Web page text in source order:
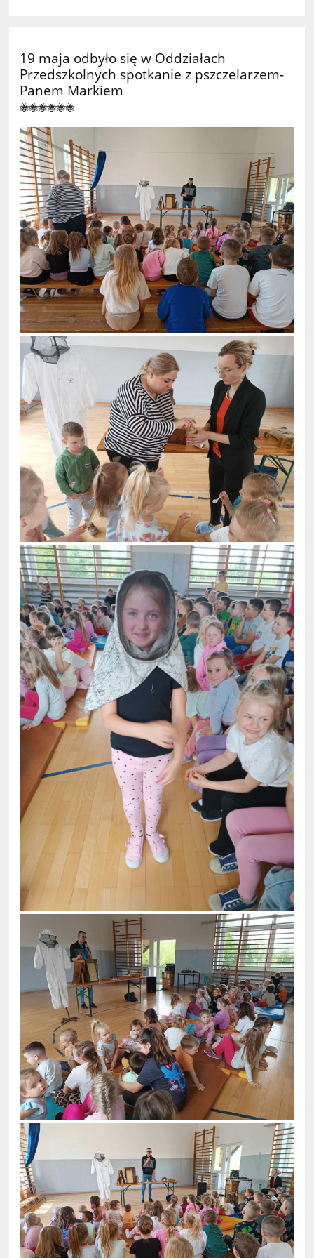
19 maja odbyło się w Oddziałach
Przedszkolnych spotkanie z pszczelarzem-
Panem Markiem
🐝🐝🐝🐝🐝🐝